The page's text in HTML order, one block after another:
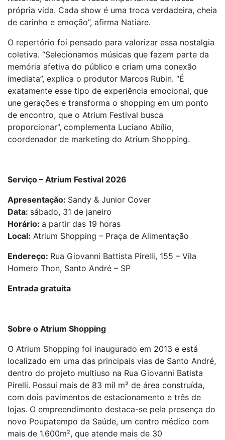
própria vida. Cada show é uma troca verdadeira, cheia
de carinho e emoção”, afirma Natiare.
O repertório foi pensado para valorizar essa nostalgia
coletiva. “Selecionamos músicas que fazem parte da
memória afetiva do público e criam uma conexão
imediata”, explica o produtor Marcos Rubin. “É
exatamente esse tipo de experiência emocional, que
une gerações e transforma o shopping em um ponto
de encontro, que o Atrium Festival busca
proporcionar”, complementa Luciano Abílio,
coordenador de marketing do Atrium Shopping.
Serviço – Atrium Festival 2026
Apresentação: Sandy & Junior Cover
Data: sábado, 31 de janeiro
Horário: a partir das 19 horas
Local: Atrium Shopping – Praça de Alimentação
Endereço: Rua Giovanni Battista Pirelli, 155 – Vila
Homero Thon, Santo André – SP
Entrada gratuita
Sobre o Atrium Shopping
O Atrium Shopping foi inaugurado em 2013 e está
localizado em uma das principais vias de Santo André,
dentro do projeto multiuso na Rua Giovanni Batista
Pirelli. Possui mais de 83 mil m² de área construída,
com dois pavimentos de estacionamento e três de
lojas. O empreendimento destaca-se pela presença do
novo Poupatempo da Saúde, um centro médico com
mais de 1.600m², que atende mais de 30